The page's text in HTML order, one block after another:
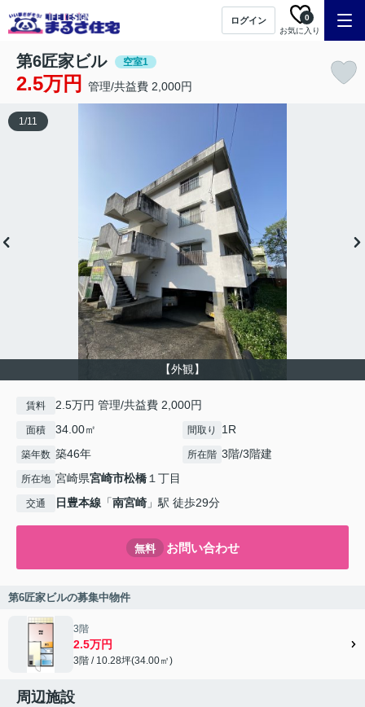
ログイン
お気に入り
0
第6匠家ビル 空室1
2.5万円 管理/共益費 2,000円
【外観】
1/11
賃料 2.5万円 管理/共益費 2,000円
面積 34.00㎡ 間取り 1R
築年数 築46年 所在階 3階/3階建
所在地 宮崎県宮崎市松橋１丁目
交通 日豊本線 「南宮崎 」駅 徒歩29分
無料 お問い合わせ
第6匠家ビルの募集中物件
3階
2.5万円
3階 / 10.28坪(34.00㎡)
周辺施設